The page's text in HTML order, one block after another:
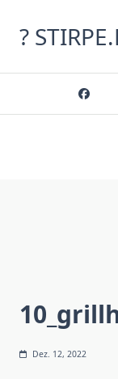
content
?
Dez. 12, 2022